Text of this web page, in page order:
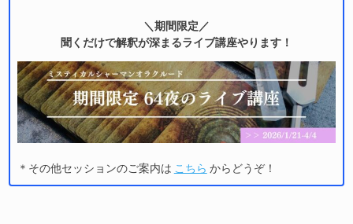
＼期間限定／
聞くだけで解釈が深まるライブ講座やります！
＊その他セッションのご案内は こちら からどうぞ！